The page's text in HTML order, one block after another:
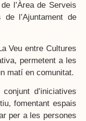
l’Àrea de Serveis
l’Ajuntament de
Veu entre Cultures
permetent a les
matí en comunitat.
d’iniciatives
fomentant espais
per a les persones